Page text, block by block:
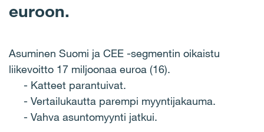
euroon.
Asuminen Suomi ja CEE -segmentin oikaistu
liikevoitto 17 miljoonaa euroa (16).
- Katteet parantuivat.
- Vertailukautta parempi myyntijakauma.
- Vahva asuntomyynti jatkui.